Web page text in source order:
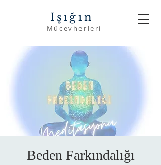
Işığın
Mücevherleri
Beden Farkındalığı